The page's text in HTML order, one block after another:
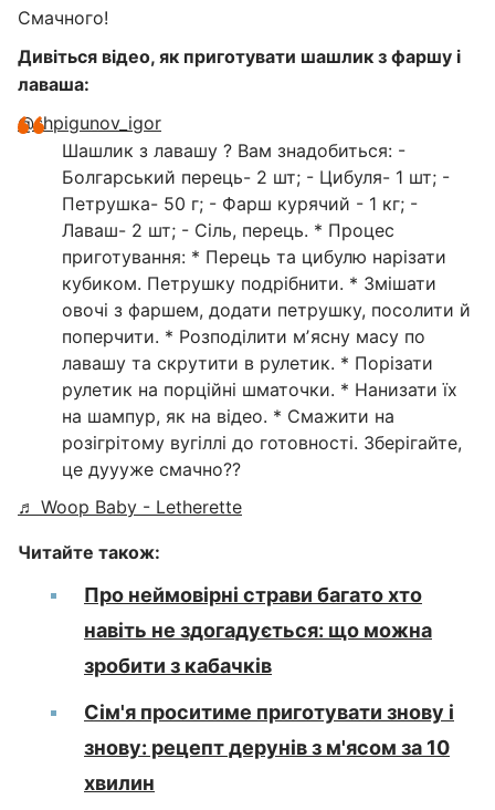
Смачного!
Дивіться відео, як приготувати шашлик з фаршу і
лаваша:
@shpigunov_igor
Шашлик з лавашу ? Вам знадобиться: -
Болгарський перець- 2 шт; - Цибуля- 1 шт; -
Петрушка- 50 г; - Фарш курячий - 1 кг; -
Лаваш- 2 шт; - Сіль, перець. * Процес
приготування: * Перець та цибулю нарізати
кубиком. Петрушку подрібнити. * Змішати
овочі з фаршем, додати петрушку, посолити й
поперчити. * Розподілити мʼясну масу по
лавашу та скрутити в рулетик. * Порізати
рулетик на порційні шматочки. * Нанизати їх
на шампур, як на відео. * Смажити на
розігрітому вугіллі до готовності. Зберігайте,
це дуууже смачно??
♬ Woop Baby - Letherette
Читайте також:
Про неймовірні страви багато хто
навіть не здогадується: що можна
зробити з кабачків
Сім'я проситиме приготувати знову і
знову: рецепт дерунів з м'ясом за 10
хвилин